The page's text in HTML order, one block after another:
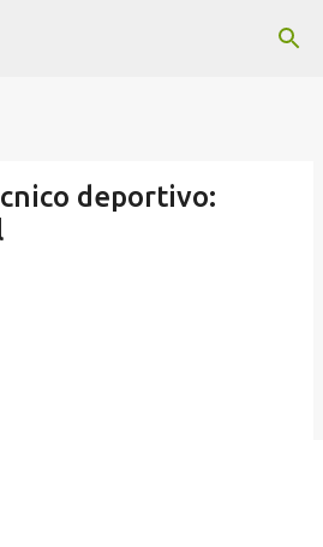
deportivo: